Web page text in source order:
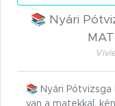
📚 Nyári
📚 Nyári
van a matekkal,